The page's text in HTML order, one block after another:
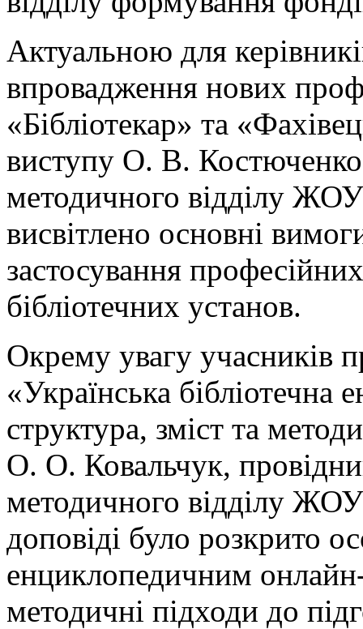
Актуальною для
впровадження нових
«Бібліотекар» та
виступу О. В.
методичного відділу
висвітлено основні
застосування
бібліотечних установ.
Окрему увагу учасників
«Українська бібліотечна
структура, зміст та
О. О. Ковальчук,
методичного відділу
доповіді було розкрито
енциклопедичним
методичні підходи до